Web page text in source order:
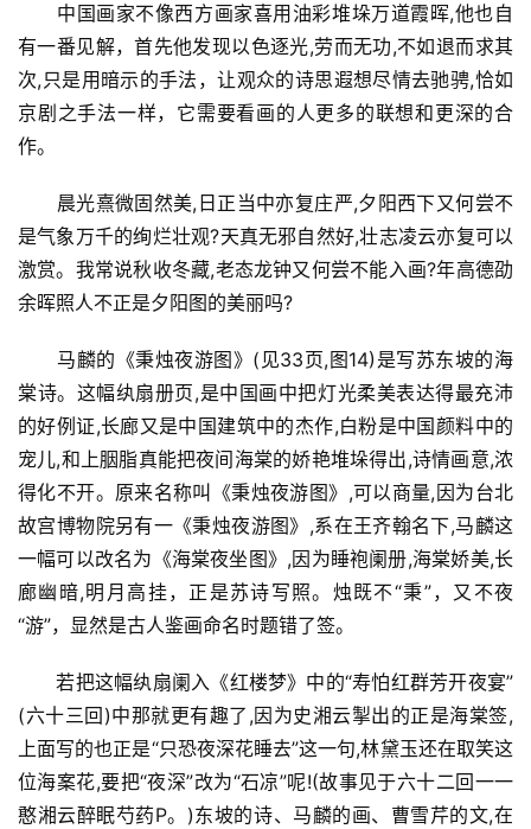
中国画家不像西方画家喜用油彩堆垛万道霞晖,他也自
有一番见解，首先他发现以色逐光,劳而无功,不如退而求其
次,只是用暗示的手法，让观众的诗思遐想尽情去驰骋,恰如
京剧之手法一样，它需要看画的人更多的联想和更深的合
作。
晨光熹微固然美,日正当中亦复庄严,夕阳西下又何尝不
是气象万千的绚烂壮观?天真无邪自然好,壮志凌云亦复可以
激赏。我常说秋收冬藏,老态龙钟又何尝不能入画?年高德劭
余晖照人不正是夕阳图的美丽吗?
马麟的《秉烛夜游图》(见33页,图14)是写苏东坡的海
棠诗。这幅纨扇册页,是中国画中把灯光柔美表达得最充沛
的好例证,长廊又是中国建筑中的杰作,白粉是中国颜料中的
宠儿,和上胭脂真能把夜间海棠的娇艳堆垛得出,诗情画意,浓
得化不开。原来名称叫《秉烛夜游图》,可以商量,因为台北
故宫博物院另有一《秉烛夜游图》,系在王齐翰名下,马麟这
一幅可以改名为《海棠夜坐图》,因为睡袍阑册,海棠娇美,长
廊幽暗,明月高挂，正是苏诗写照。烛既不“秉”，又不夜
“游”，显然是古人鉴画命名时题错了签。
若把这幅纨扇阑入《红楼梦》中的“寿怕红群芳开夜宴”
(六十三回)中那就更有趣了,因为史湘云掣出的正是海棠签,
上面写的也正是“只恐夜深花睡去”这一句,林黛玉还在取笑这
位海案花,要把“夜深”改为“石凉”呢!(故事见于六十二回一一
憨湘云醉眠芍药P。)东坡的诗、马麟的画、曹雪芹的文,在